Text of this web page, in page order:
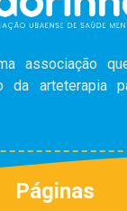
associação
da arteterapia
Páginas